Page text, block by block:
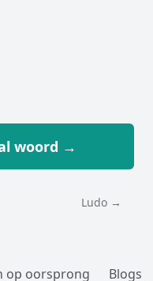
woord →
Ludo →
op oorsprong Blogs